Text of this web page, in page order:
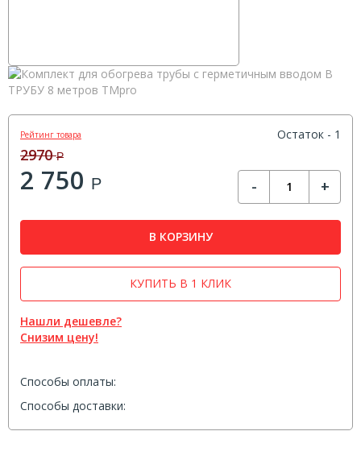
Рейтинг товара Остаток - 1
2970Р
2 750 Р - +
В КОРЗИНУ
Нашли дешевле?
Снизим цену!
КУПИТЬ В 1 КЛИК
Способы оплаты:
Способы доставки: